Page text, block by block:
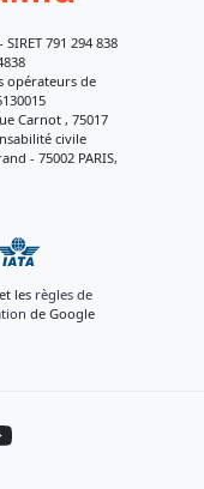
791 294 838
opérateurs de
Carnot , 75017
civile
- 75002 PARIS,
les règles de
de Google